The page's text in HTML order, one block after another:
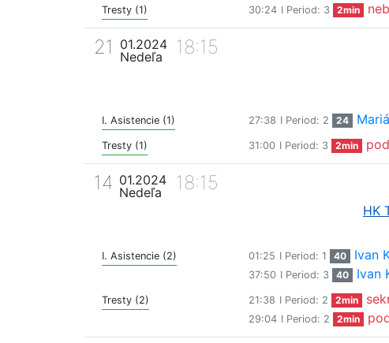
Tresty (1) 30:24 I Period: 3 2min
21
01.2024
Nedeľa
18:15
I. Asistencie (1) 27:38 I Period: 2 24
Tresty (1) 31:00 I Period: 3 2min
14 01.2024
Nedeľa
18:15
HK
I. Asistencie (2) 01:25 I Period: 1 40 Ivan
37:50 I Period: 3 40 Ivan
Tresty (2) 21:38 I Period: 2 2min
29:04 I Period: 2 2min